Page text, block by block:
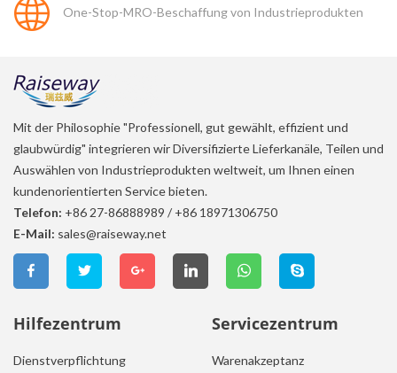
One-Stop-MRO-Beschaffung von Industrieprodukten
Mit der Philosophie "Professionell, gut gewählt, effizient und
glaubwürdig" integrieren wir Diversifizierte Lieferkanäle, Teilen und
Auswählen von Industrieprodukten weltweit, um Ihnen einen
kundenorientierten Service bieten.
Telefon: +86 27-86888989 / +86 18971306750
E-Mail: sales@raiseway.net
Hilfezentrum
Dienstverpflichtung
Servicezentrum
Warenakzeptanz